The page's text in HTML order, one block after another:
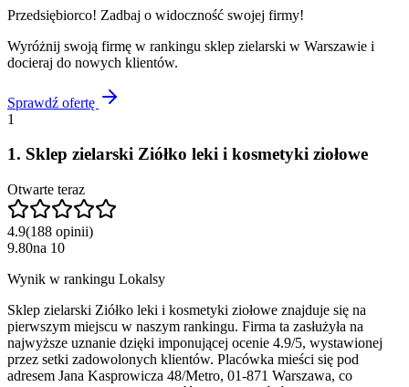
Przedsiębiorco! Zadbaj o widoczność swojej firmy!
Wyróżnij swoją firmę w rankingu sklep zielarski w Warszawie i
docieraj do nowych klientów.
Sprawdź ofertę
1
1. Sklep zielarski Ziółko leki i kosmetyki ziołowe
Otwarte teraz
4.9(188 opinii)
9.80na 10
Wynik w rankingu Lokalsy
Sklep zielarski Ziółko leki i kosmetyki ziołowe znajduje się na
pierwszym miejscu w naszym rankingu. Firma ta zasłużyła na
najwyższe uznanie dzięki imponującej ocenie 4.9/5, wystawionej
przez setki zadowolonych klientów. Placówka mieści się pod
adresem Jana Kasprowicza 48/Metro, 01-871 Warszawa, co